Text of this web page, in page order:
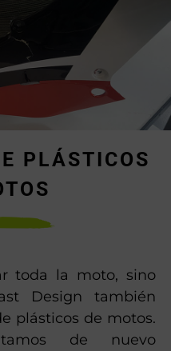
PLÁSTICOS
toda la moto, sino
Design también
plásticos de motos.
de nuevo